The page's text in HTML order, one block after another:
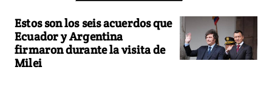
Estos son los seis acuerdos que
Ecuador y Argentina
firmaron durante la visita de
Milei